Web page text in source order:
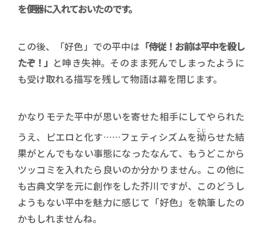
を便器に入れておいたのです。
この後、「好色」での平中は 「侍従！お前は平中を殺し
たぞ！」 と呻き失神。そのまま死んでしまったように
も受け取れる描写を残して物語は幕を閉じます。
かなりモテた平中が思いを寄せた相手にしてやられた
うえ、ピエロと化す……フェティシズムを拗
こじ らせた結
果がとんでもない事態になったなんて、もうどこから
ツッコミを入れたら良いのか分かりません。この他に
も古典文学を元に創作をした芥川ですが、このどうし
ようもない平中を魅力に感じて「好色」を執筆したの
かもしれませんね。